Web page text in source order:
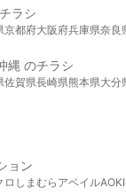
ラシ
京都府大阪府兵庫県奈良
縄 のチラシ
佐賀県長崎県熊本県大分
ョン
ロ しまむら アベイルAOKI